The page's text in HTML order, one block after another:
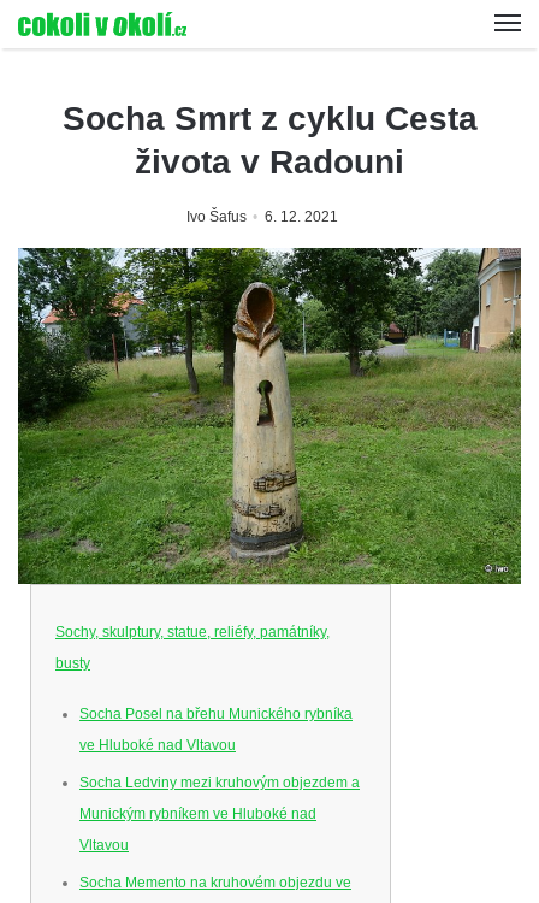
Socha Smrt z cyklu Cesta
života v Radouni
Ivo Šafus 6. 12. 2021
Sochy, skulptury, statue, reliéfy, památníky,
busty
Socha Posel na břehu Munického rybníka
ve Hluboké nad Vltavou
Socha Ledviny mezi kruhovým objezdem a
Munickým rybníkem ve Hluboké nad
Vltavou
Socha Memento na kruhovém objezdu ve